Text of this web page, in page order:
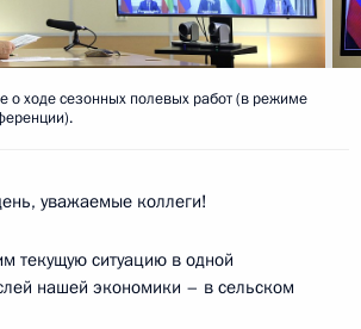
о ходе сезонных полевых работ (в режиме
уважаемые коллеги!
текущую ситуацию в одной
нашей экономики – в сельском